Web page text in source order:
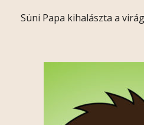
Süni Papa kihalászta a